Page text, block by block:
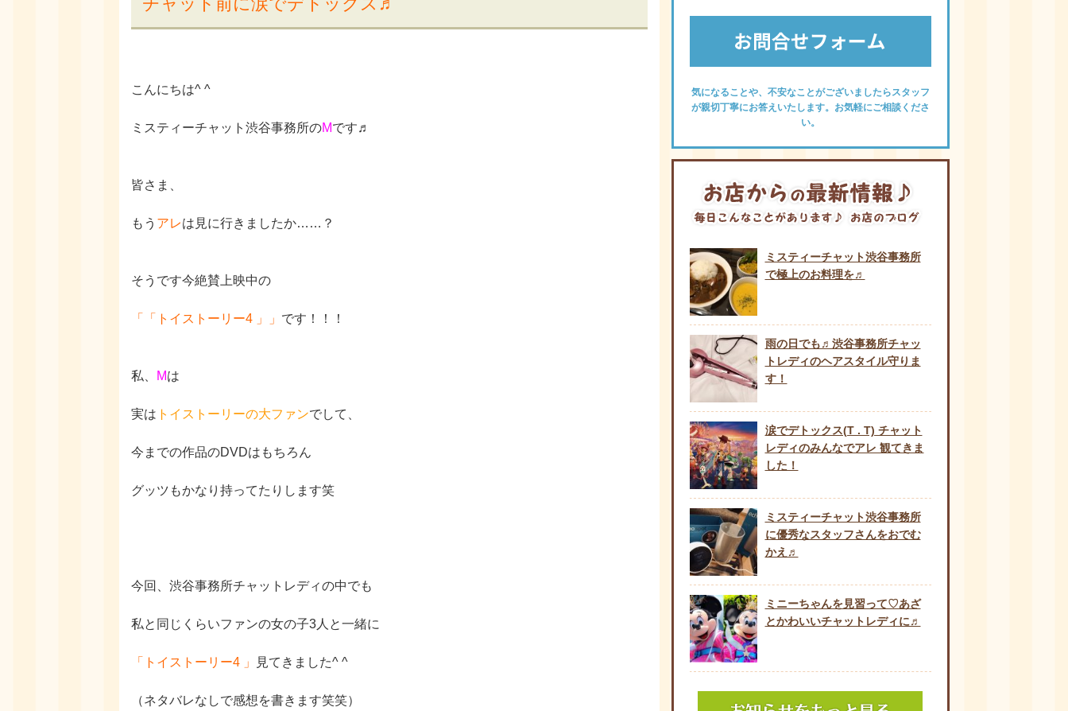
こんにちは^ ^
ミスティーチャット渋谷事務所のMです♬
皆さま、
もう アレは見に行きましたか…… ？
そうです今絶賛上映中の
「「トイストーリー4 」」 です！！！
私、 Mは
実は トイストーリーの大ファンでして、
今までの作品のDVDはもちろん
グッツもかなり持ってたりします笑
今回、渋谷事務所チャットレディの中でも
私と同じくらいファンの女の子3人と一緒に
「トイストーリー4 」 見てきました^ ^
（ネタバレなしで感想を書きます笑笑）
気になることや、不安なことがございましたらスタッフ
が親切丁寧にお答えいたします。お気軽にご相談くださ
い。
ミスティーチャット渋谷事務所
で極上のお料理を♬
雨の日でも♬渋谷事務所チャッ
トレディのヘアスタイル守りま
す！
涙でデトックス(T . T) チャット
レディのみんなでアレ 観てきま
した！
ミスティーチャット渋谷事務所
に優秀なスタッフさんをおでむ
かえ♬
ミニーちゃんを見習って♡あざ
とかわいいチャットレディに♬